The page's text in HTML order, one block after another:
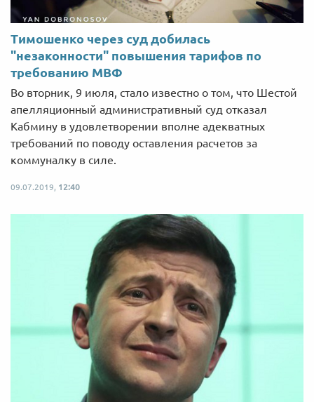
Тимошенко через суд добилась
"незаконности" повышения тарифов по
требованию МВФ
Во вторник, 9 июля, стало известно о том, что Шестой
апелляционный административный суд отказал
Кабмину в удовлетворении вполне адекватных
требований по поводу оставления расчетов за
коммуналку в силе.
09.07.2019, 12:40